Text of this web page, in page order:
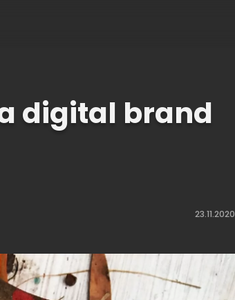
digital brand
23.11.2020